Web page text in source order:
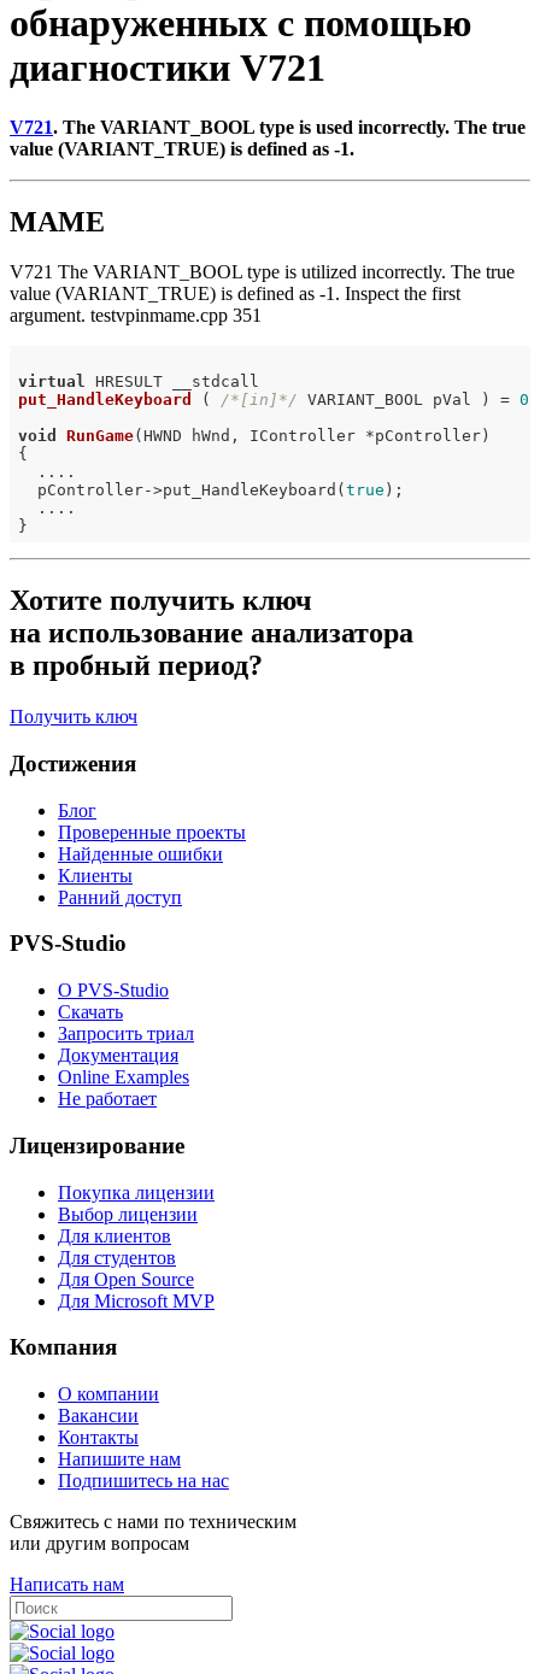
обнаруженных с помощью
диагностики V721
V721. The VARIANT_BOOL type is used incorrectly. The true
value (VARIANT_TRUE) is defined as -1.
MAME
V721 The VARIANT_BOOL type is utilized incorrectly. The true
value (VARIANT_TRUE) is defined as -1. Inspect the first
argument. testvpinmame.cpp 351
virtual
put_HandleKeyboard
( /*[in]*/ VARIANT_BOOL pVal ) = 0
void
RunGame(HWND hWnd, IController *pController)
{
  ....
  pController->put_HandleKeyboard(
true );
  ....
Хотите получить ключ
на использование анализатора
в пробный период?
Получить ключ
Достижения
Блог
Проверенные проекты
Найденные ошибки
Клиенты
Ранний доступ
PVS-Studio
О PVS-Studio
Скачать
Запросить триал
Документация
Online Examples
Не работает
Лицензирование
Покупка лицензии
Выбор лицензии
Для клиентов
Для студентов
Для Open Source
Для Microsoft MVP
Компания
О компании
Вакансии
Контакты
Напишите нам
Подпишитесь на нас
Свяжитесь с нами по техническим
или другим вопросам
Написать нам